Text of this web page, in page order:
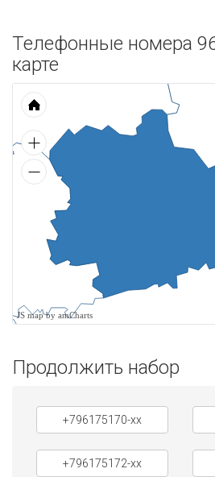
Телефонные номера
карте
JS map by amCharts
Продолжить набор
+796175170-xx
+796175172-xx